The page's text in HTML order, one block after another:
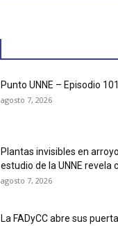
Punto UNNE – Episodio 101
agosto 7, 2026
Plantas invisibles en
estudio de la UNNE revela
agosto 7, 2026
La FADyCC abre sus